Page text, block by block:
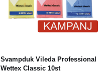
Svampduk Vileda Professional
Wettex Classic 10st